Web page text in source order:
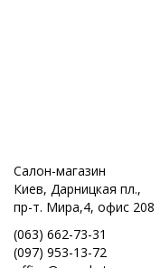
Салон-магазин
Киев, Дарницкая пл.,
пр-т. Мира,4, офис 208
(063) 662-73-31
(097) 953-13-72